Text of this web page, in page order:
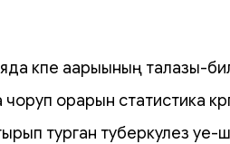
өкпе аарыының талазы-
чоруп орарын статистика
турган туберкулез уе-